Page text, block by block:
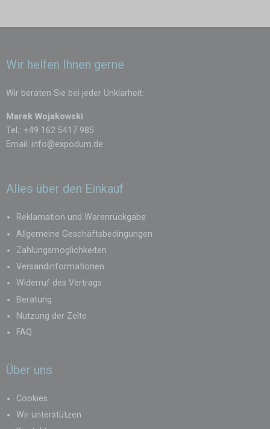
Wir helfen Ihnen gerne
Wir beraten Sie bei jeder Unklarheit:
Marek Wojakowski
Tel.: +49 162 5417 985
Email: info@expodum.de
Alles über den Einkauf
Reklamation und Warenrückgabe
Allgemeine Geschäftsbedingungen
Zahlungsmöglichkeiten
Versandinformationen
Widerruf des Vertrags
Beratung
Nutzung der Zelte
FAQ
Über uns
Cookies
Wir unterstützen